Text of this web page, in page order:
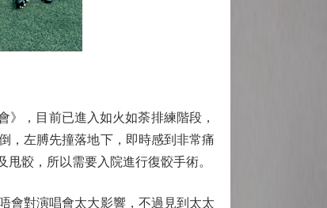
，目前已進入如火如荼排練階段，
，左膊先撞落地下，即時感到非常痛
骹，所以需要入院進行復骹手術。
對演唱會太大影響，不過見到太太